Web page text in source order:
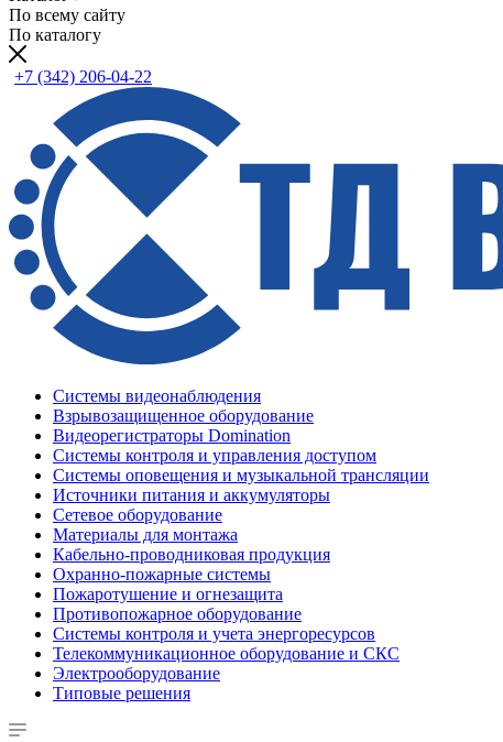
По всему сайту
По каталогу
+7 (342) 206-04-22
Системы видеонаблюдения
Взрывозащищенное оборудование
Видеорегистраторы Domination
Системы контроля и управления доступом
Системы оповещения и музыкальной трансляции
Источники питания и аккумуляторы
Сетевое оборудование
Материалы для монтажа
Кабельно-проводниковая продукция
Охранно-пожарные системы
Пожаротушение и огнезащита
Противопожарное оборудование
Системы контроля и учета энергоресурсов
Телекоммуникационное оборудование и СКС
Электрооборудование
Типовые решения